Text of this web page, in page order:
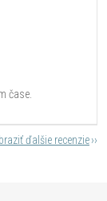
čase.
ďalšie recenzie